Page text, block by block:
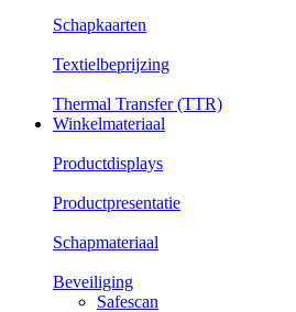
Schapkaarten
Textielbeprijzing
Thermal Transfer (TTR)
Winkelmateriaal
Productdisplays
Productpresentatie
Schapmateriaal
Beveiliging
Safescan